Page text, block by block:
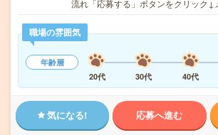
流れ「応募する」ボタンをクリック
職場の雰囲気
年齢層
20代
30代 40代
気になる! 応募へ進む